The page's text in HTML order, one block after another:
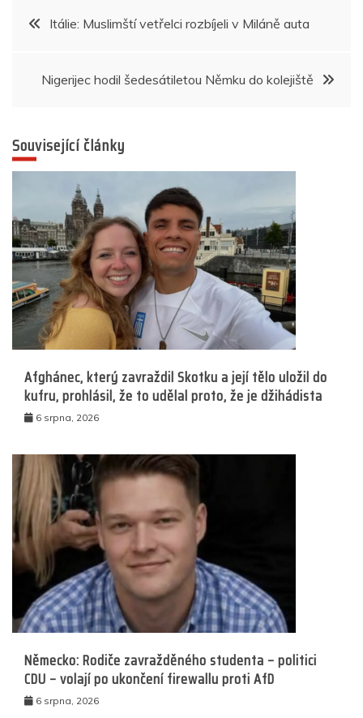
o
k
p g n
m
Navigace
Itálie: Muslimští vetřelci rozbíjeli v Miláně auta
Nigerijec hodil šedesátiletou Němku do kolejiště
Související články
Afghánec, který zavraždil Skotku a její tělo uložil do
kufru, prohlásil, že to udělal proto, že je džihádista
6 srpna, 2026
Německo: Rodiče zavražděného studenta – politici
CDU – volají po ukončení firewallu proti AfD
6 srpna, 2026